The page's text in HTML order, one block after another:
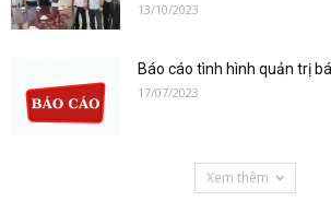
13/10/2023
Báo cáo tình hình quản trị
17/07/2023
Xem thêm